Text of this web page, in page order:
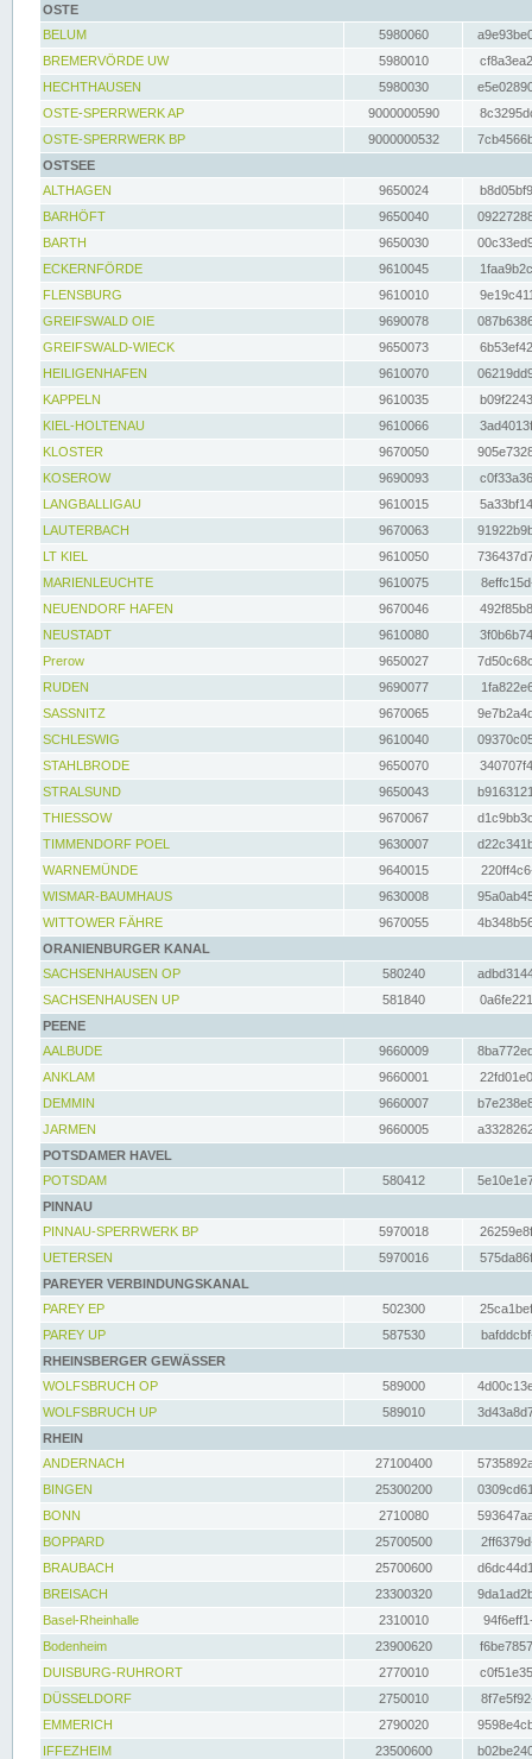
OSTE
BELUM
5980060
BREMERVÖRDE UW
5980010
HECHTHAUSEN
5980030
OSTE-SPERRWERK AP
9000000590
OSTE-SPERRWERK BP
9000000532
OSTSEE
ALTHAGEN
9650024
BARHÖFT
9650040
BARTH
9650030
ECKERNFÖRDE
9610045
FLENSBURG
9610010
GREIFSWALD OIE
9690078
GREIFSWALD-WIECK
9650073
HEILIGENHAFEN
9610070
KAPPELN
9610035
KIEL-HOLTENAU
9610066
KLOSTER
9670050
KOSEROW
9690093
LANGBALLIGAU
9610015
LAUTERBACH
9670063
LT KIEL
9610050
MARIENLEUCHTE
9610075
NEUENDORF HAFEN
9670046
NEUSTADT
9610080
Prerow
9650027
RUDEN
9690077
SASSNITZ
9670065
SCHLESWIG
9610040
STAHLBRODE
9650070
STRALSUND
9650043
THIESSOW
9670067
TIMMENDORF POEL
9630007
WARNEMÜNDE
9640015
WISMAR-BAUMHAUS
9630008
WITTOWER FÄHRE
9670055
ORANIENBURGER KANAL
SACHSENHAUSEN OP
580240
SACHSENHAUSEN UP
581840
PEENE
AALBUDE
9660009
ANKLAM
9660001
DEMMIN
9660007
JARMEN
9660005
POTSDAMER HAVEL
POTSDAM
580412
PINNAU
PINNAU-SPERRWERK BP
5970018
UETERSEN
5970016
PAREYER VERBINDUNGSKANAL
PAREY EP
502300
PAREY UP
587530
RHEINSBERGER GEWÄSSER
WOLFSBRUCH OP
589000
WOLFSBRUCH UP
589010
RHEIN
ANDERNACH
27100400
BINGEN
25300200
BONN
2710080
BOPPARD
25700500
BRAUBACH
25700600
BREISACH
23300320
Basel-Rheinhalle
2310010
Bodenheim
23900620
DUISBURG-RUHRORT
2770010
DÜSSELDORF
2750010
EMMERICH
2790020
IFFEZHEIM
23500600